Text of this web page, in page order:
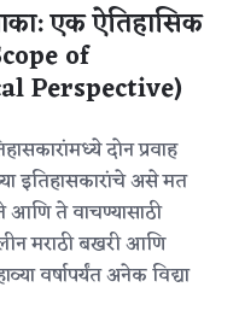
एक ऐतिहासिक
of
Perspective)
दोन प्रवाह
इतिहासकारांचे असे मत
आणि ते वाचण्यासाठी
मराठी बखरी आणि
वर्षापर्यंत अनेक विद्या